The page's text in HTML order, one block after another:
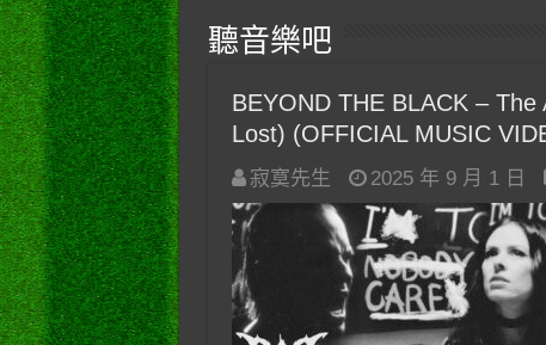
聽音樂吧
BEYOND THE BLACK –
Lost) (OFFICIAL MUSIC
寂寞先生 2025 年 9 月 1 日